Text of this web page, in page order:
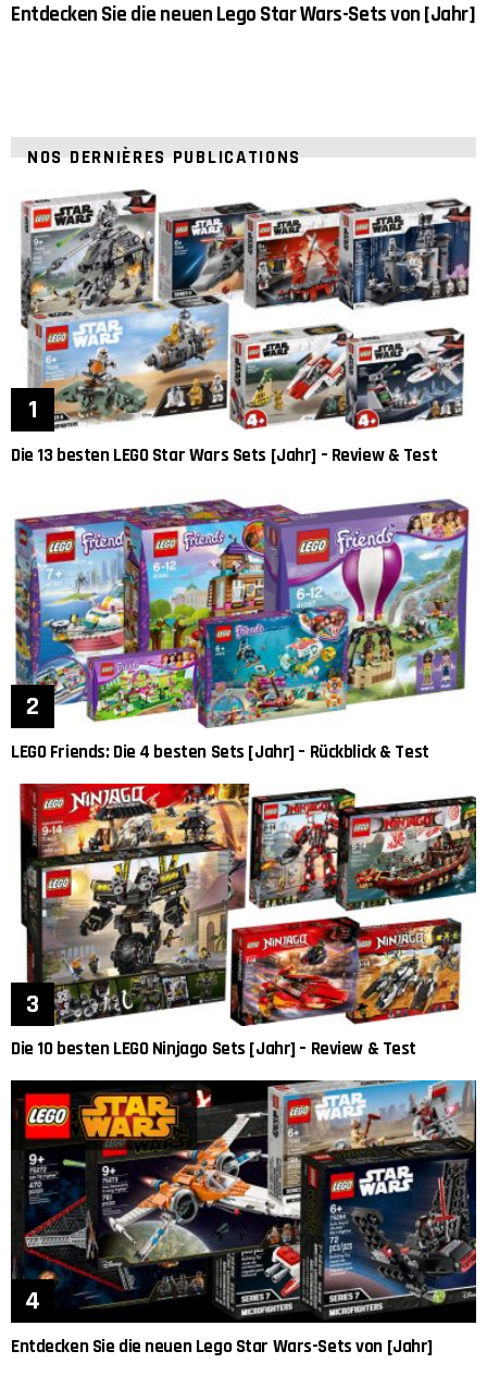
Entdecken Sie die neuen Lego Star Wars-Sets von [Jahr]
NOS DERNIÈRES PUBLICATIONS
Die 13 besten LEGO Star Wars Sets [Jahr] – Review & Test
LEGO Friends: Die 4 besten Sets [Jahr] – Rückblick & Test
Die 10 besten LEGO Ninjago Sets [Jahr] – Review & Test
Entdecken Sie die neuen Lego Star Wars-Sets von [Jahr]